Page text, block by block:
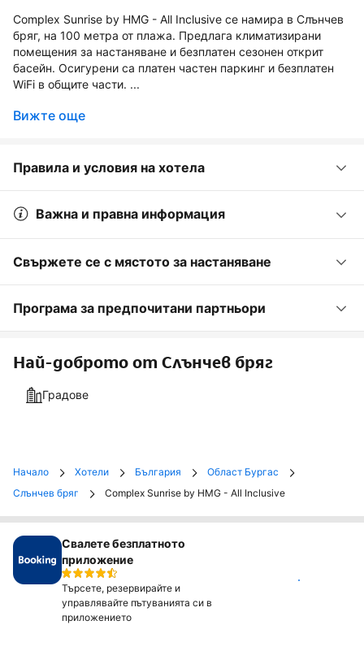
Complex Sunrise by HMG - All Inclusive се намира в Слънчев
бряг, на 100 метра от плажа. Предлага климатизирани
помещения за настаняване и безплатен сезонен открит
басейн. Осигурени са платен частен паркинг и безплатен
WiFi в общите части. ...
Вижте още
Правила и условия на хотела
Важна и правна информация
Свържете се с мястото за настаняване
Програма за предпочитани партньори
Най-доброто от Слънчев бряг
Градове
Начало Хотели България
Област Бургас
Слънчев бряг
Complex Sunrise by HMG - All Inclusive
Свалете безплатното
приложение
Търсете, резервирайте и
управлявайте пътуванията си в
приложението
Инсталирай